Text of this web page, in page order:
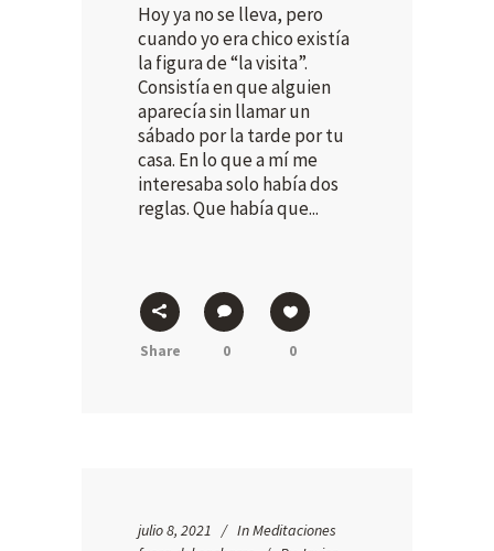
Hoy ya no se lleva, pero
cuando yo era chico existía
la figura de “la visita”.
Consistía en que alguien
aparecía sin llamar un
sábado por la tarde por tu
casa. En lo que a mí me
interesaba solo había dos
reglas. Que había que...
Share 0 0
julio 8, 2021 InMeditaciones